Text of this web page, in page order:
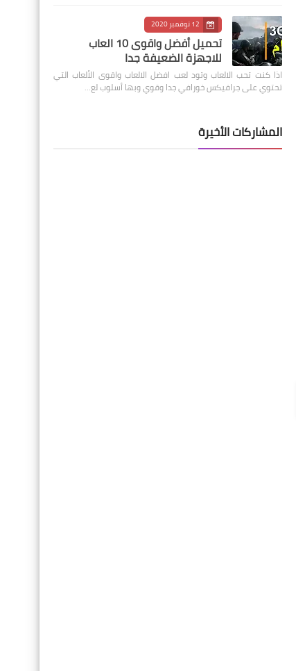
12 نوفمبر 2020
تحميل أفضل واقوى 10 العاب
للاجهزة الضعيفة جدا
اذا كنت تحب الالعاب وتود لعب افضل الالعاب واقوى الألعاب التي
تحتوي على جرافيكس خورافي جدا وقوي وبها أسلوب لع…
المشاركات الأخيرة